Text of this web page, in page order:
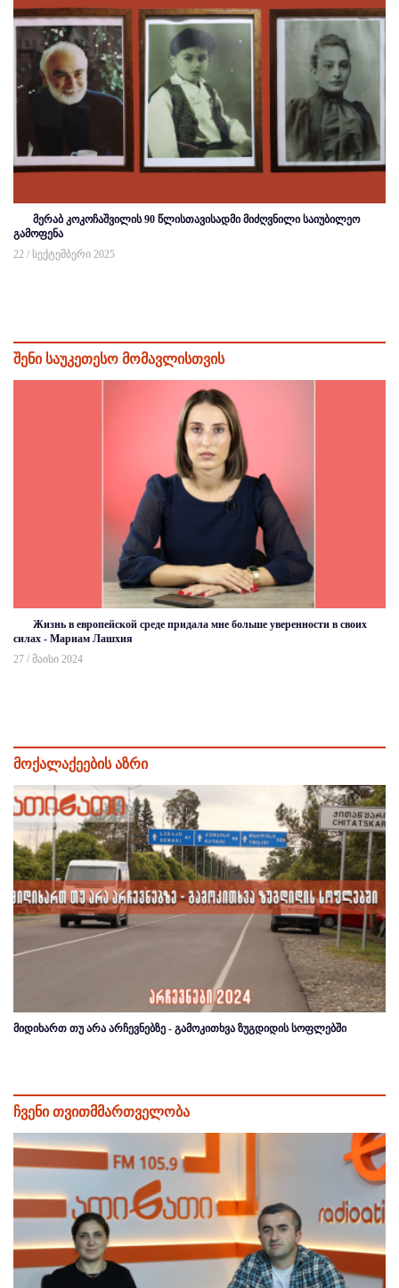
მერაბ კოკოჩაშვილის 90 წლისთავისადმი მიძღვნილი საიუბილეო
გამოფენა
22 / სექტემბერი 2025
შენი საუკეთესო მომავლისთვის
Жизнь в европейской среде придала мне больше уверенности в своих
силах - Мариам Лашхия
27 / მაისი 2024
მოქალაქეების აზრი
მიდიხართ თუ არა არჩევნებზე - გამოკითხვა ზუგდიდის სოფლებში
ჩვენი თვითმმართველობა